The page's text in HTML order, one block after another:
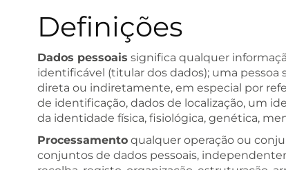
Definições
Dados pessoais significa qualquer
identificável (titular dos dados); uma
direta ou indiretamente, em especial por
de identificação, dados de localização, um
da identidade física, fisiológica, genética,
Processamento qualquer operação ou
conjuntos de dados pessoais,